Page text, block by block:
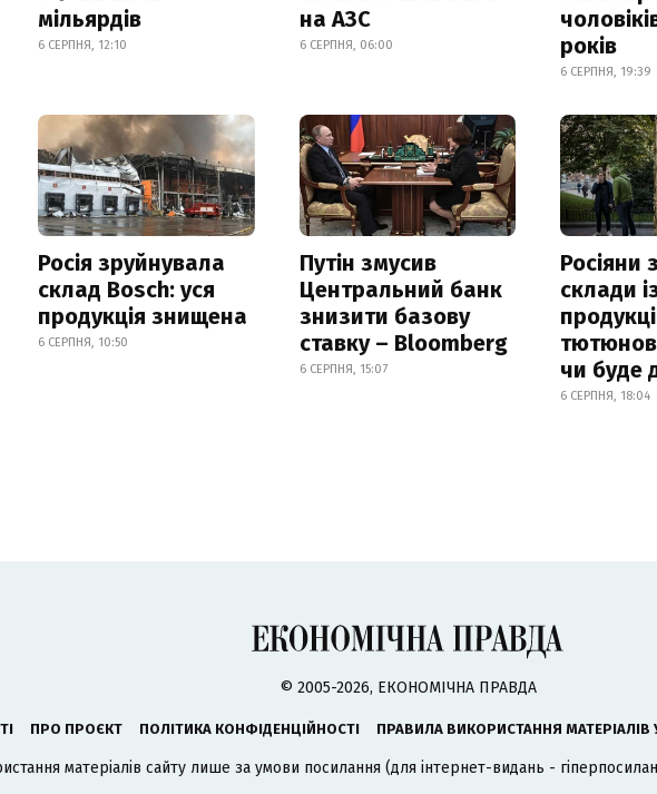
мільярдів
6 СЕРПНЯ, 12:10
на АЗС
6 СЕРПНЯ, 06:00
років
6 СЕРПНЯ, 19:39
Росія зруйнувала
склад Bosch: уся
продукція знищена
6 СЕРПНЯ, 10:50
Путін змусив
Центральний банк
знизити базову
ставку – Bloomberg
6 СЕРПНЯ, 15:07
Росіяни
склади
чи буде
6 СЕРПНЯ, 18:04
© 2005-2026, ЕКОНОМІЧНА ПРАВДА
ПРО ПРОЄКТ ПОЛІТИКА КОНФІДЕНЦІЙНОСТІ ПРАВИЛА ВИКОРИСТАННЯ МАТЕРІАЛІВ
матеріалів сайту лише за умови посилання (для інтернет-видань -